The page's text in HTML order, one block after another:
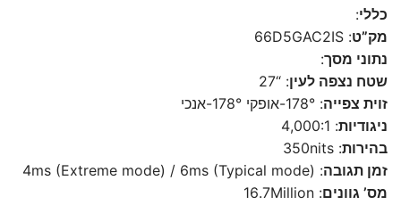
כללי:
מק”ט: 66D5GAC2IS
נתוני מסך:
שטח נצפה לעין: “27
זוית צפייה: 178°-אופקי 178°-אנכי
ניגודיות: 4,000:1
בהירות: 350nits
זמן תגובה: 4ms (Extreme mode) / 6ms (Typical mode)
מס’ גוונים: 16.7Million